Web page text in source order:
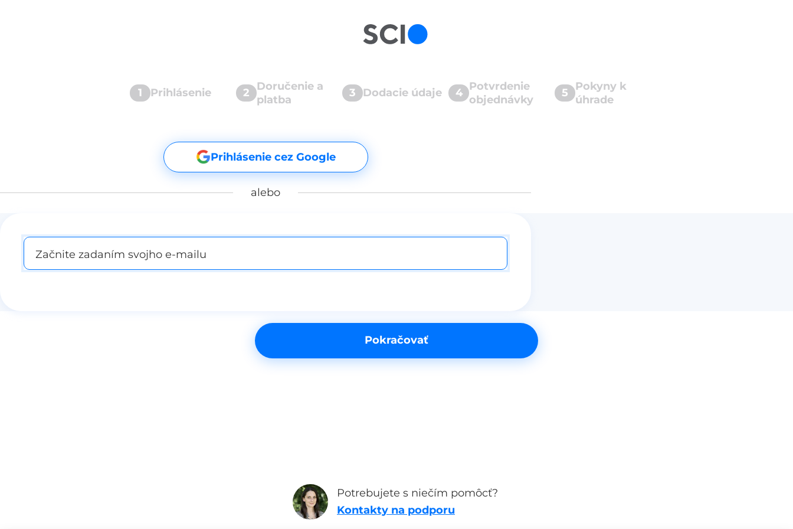
1 Prihlásenie 2
Doručenie a
platba
3 Dodacie údaje 4
Potvrdenie
objednávky
5
Pokyny k
úhrade
Prihlásenie cez Google
alebo
Začnite zadaním svojho e-mailu
Pokračovať
Potrebujete s niečím pomôcť?
Kontakty na podporu